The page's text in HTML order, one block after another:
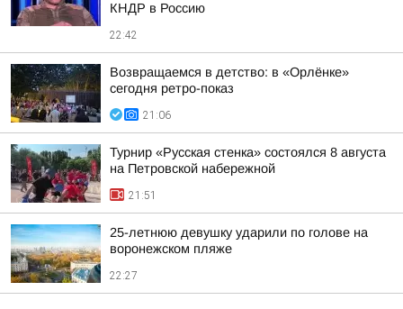
КНДР в Россию
22:42
Возвращаемся в детство: в «Орлёнке»
сегодня ретро-показ
21:06
Турнир «Русская стенка» состоялся 8 августа
на Петровской набережной
21:51
25-летнюю девушку ударили по голове на
воронежском пляже
22:27